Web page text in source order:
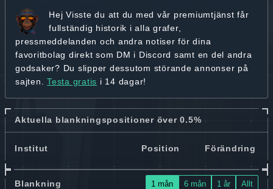
Hej Visste du att du med vår premiumtjänst får
fullständig historik i alla grafer,
pressmeddelanden och andra notiser för dina
favoritbolag direkt som DM i Discord samt en del andra
godsaker? Du slipper dessutom störande annonser på
sajten. Testa gratis i 14 dagar!
Aktuella blankningspositioner över 0.5%
Institut Position Förändring
Blankning 1 mån 6 mån 1 år Allt